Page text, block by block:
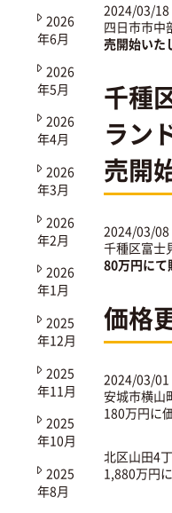
2024/03/18
四日市市中
売開始いた
千種
ラン
売開
2024/03/08
千種区富士
80万円にて
価格
2024/03/01
安城市横山
180万円に
北区山田4
1,880万円
2026
年6月
2026
年5月
2026
年4月
2026
年3月
2026
年2月
2026
年1月
2025
年12月
2025
年11月
2025
年10月
2025
年8月